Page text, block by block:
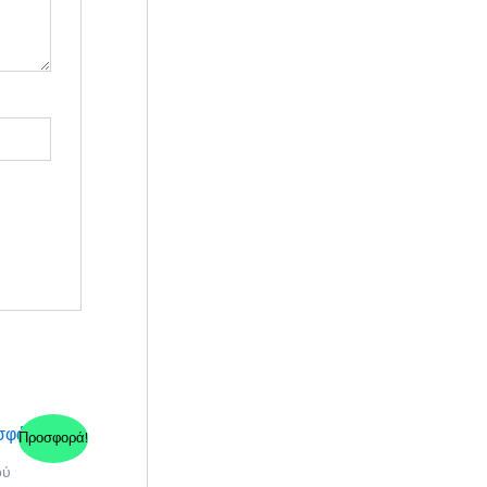
Προσφορά!